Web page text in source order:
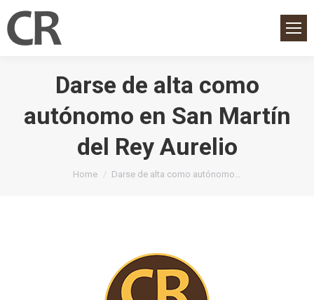
Darse de alta como
autónomo en San Martín
del Rey Aurelio
You are here:
Home Darse de alta como autónomo…